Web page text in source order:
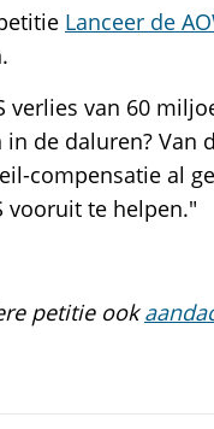
Lanceer de
verlies van 60
de daluren? Van
compensatie al
vooruit te helpen."
petitie ook